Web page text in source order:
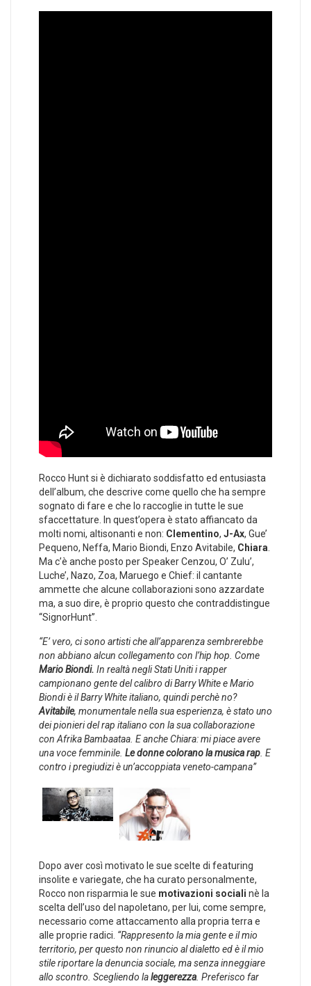
Rocco Hunt si è dichiarato soddisfatto ed entusiasta
dell’album, che descrive come quello che ha sempre
sognato di fare e che lo raccoglie in tutte le sue
sfaccettature. In quest’opera è stato affiancato da
molti nomi, altisonanti e non: Clementino, J-Ax, Gue’
Pequeno, Neffa, Mario Biondi, Enzo Avitabile, Chiara
Ma c’è anche posto per Speaker Cenzou, O’ Zulu’,
Luche’, Nazo, Zoa, Maruego e Chief: il cantante
ammette che alcune collaborazioni sono azzardate
ma, a suo dire, è proprio questo che contraddistingue
“SignorHunt”.
“E’ vero, ci sono artisti che all’apparenza sembrerebbe
non abbiano alcun collegamento con l’hip hop. Come
Mario Biondi. In realtà negli Stati Uniti i rapper
campionano gente del calibro di Barry White e Mario
Biondi è il Barry White italiano, quindi perchè no?
Avitabile, monumentale nella sua esperienza, è stato uno
dei pionieri del rap italiano con la sua collaborazione
con Afrika Bambaataa. E anche Chiara: mi piace avere
una voce femminile. Le donne colorano la musica rap . E
contro i pregiudizi è un’accoppiata veneto-campana”
Dopo aver così motivato le sue scelte di featuring
insolite e variegate, che ha curato personalmente,
Rocco non risparmia le sue motivazioni sociali nè la
scelta dell’uso del napoletano, per lui, come sempre,
necessario come attaccamento alla propria terra e
alle proprie radici. “Rappresento la mia gente e il mio
territorio, per questo non rinuncio al dialetto ed è il mio
stile riportare la denuncia sociale, ma senza inneggiare
allo scontro. Scegliendo laleggerezza . Preferisco far